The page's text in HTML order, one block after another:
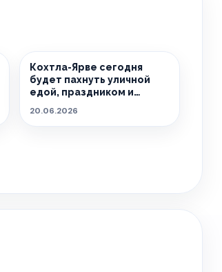
Кохтла-Ярве сегодня
будет пахнуть уличной
едой, праздником и
20.06.2026